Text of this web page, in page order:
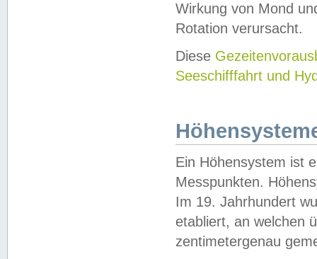
Wirkung von Mond
Rotation verursacht.
Diese
Seeschifffahrt und
Ein Höhensystem ist
Messpunkten.
Im 19. Jahrhundert
etabliert, an welchen
zentimetergenau